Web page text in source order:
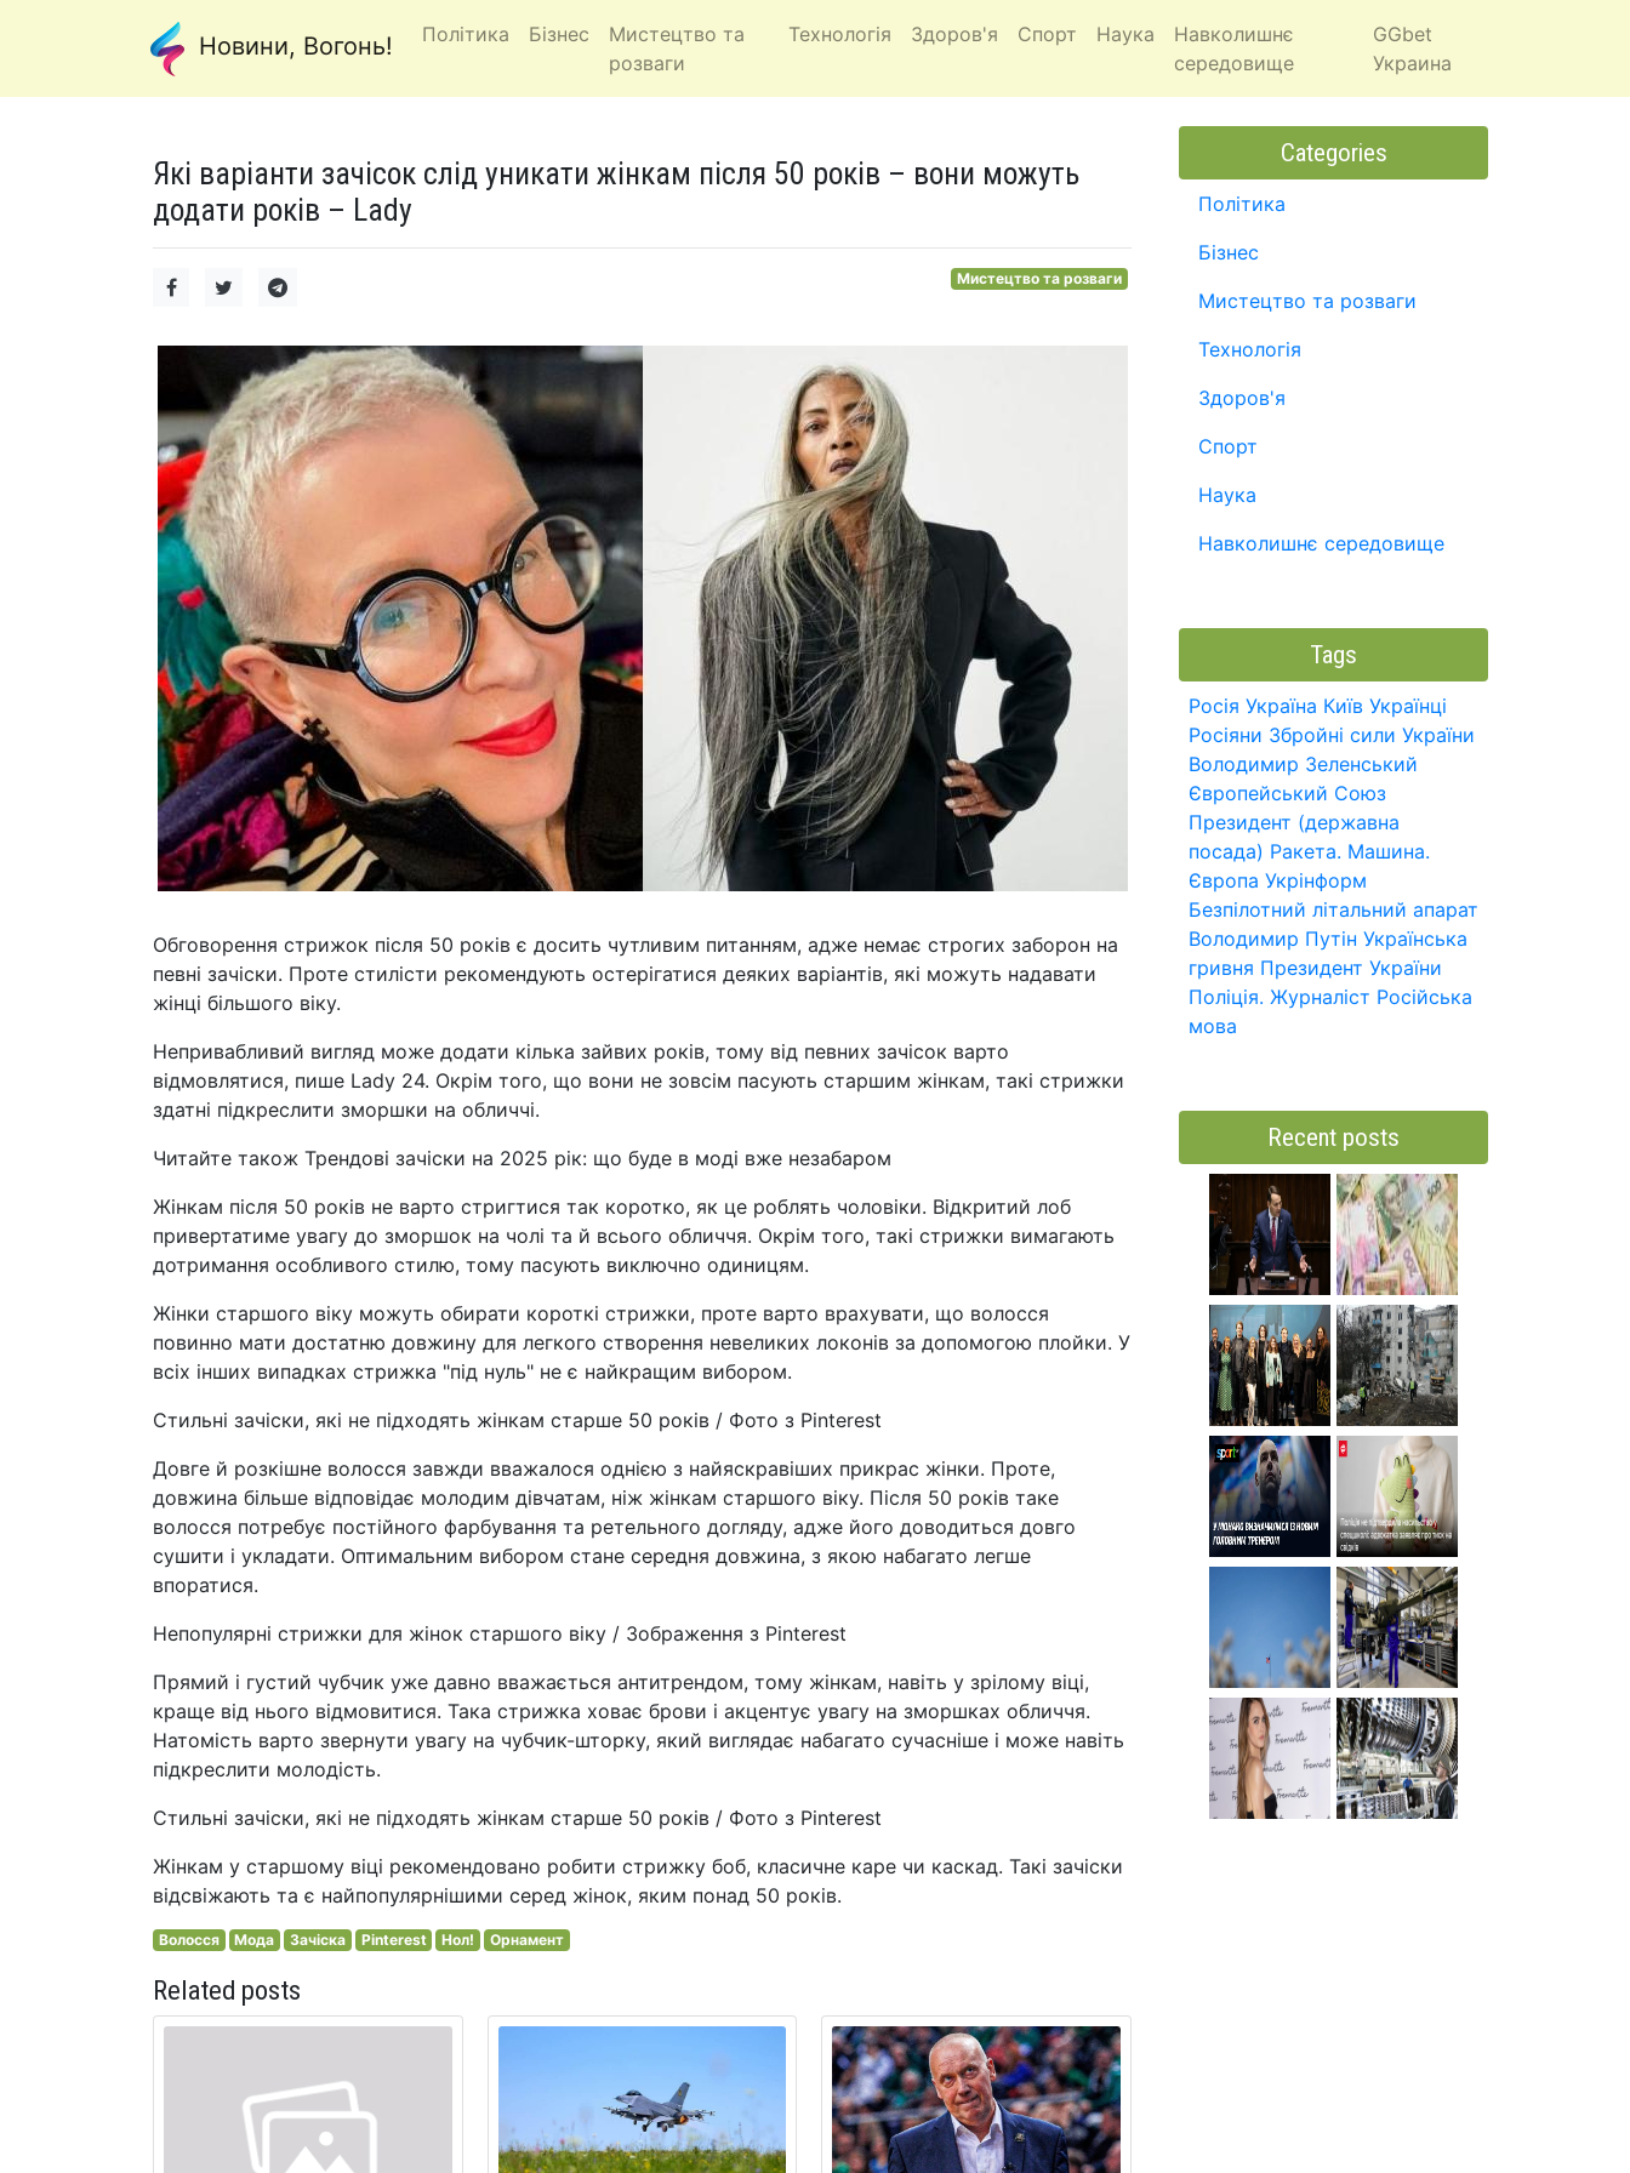
Новини, Вогонь! Політика Бізнес
Мистецтво та
розваги
Технологія Здоров'я Спорт Наука
Навколишнє
середовище
GGbet
Украина
Які варіанти зачісок слід уникати жінкам після 50 років – вони можуть
додати років – Lady
Мистецтво та розваги
Обговорення стрижок після 50 років є досить чутливим питанням, адже немає строгих заборон на
певні зачіски. Проте стилісти рекомендують остерігатися деяких варіантів, які можуть надавати
жінці більшого віку.
Непривабливий вигляд може додати кілька зайвих років, тому від певних зачісок варто
відмовлятися, пише Lady 24. Окрім того, що вони не зовсім пасують старшим жінкам, такі стрижки
здатні підкреслити зморшки на обличчі.
Читайте також Трендові зачіски на 2025 рік: що буде в моді вже незабаром
Жінкам після 50 років не варто стригтися так коротко, як це роблять чоловіки. Відкритий лоб
привертатиме увагу до зморшок на чолі та й всього обличчя. Окрім того, такі стрижки вимагають
дотримання особливого стилю, тому пасують виключно одиницям.
Жінки старшого віку можуть обирати короткі стрижки, проте варто врахувати, що волосся
повинно мати достатню довжину для легкого створення невеликих локонів за допомогою плойки. У
всіх інших випадках стрижка "під нуль" не є найкращим вибором.
Стильні зачіски, які не підходять жінкам старше 50 років / Фото з Pinterest
Довге й розкішне волосся завжди вважалося однією з найяскравіших прикрас жінки. Проте,
довжина більше відповідає молодим дівчатам, ніж жінкам старшого віку. Після 50 років таке
волосся потребує постійного фарбування та ретельного догляду, адже його доводиться довго
сушити і укладати. Оптимальним вибором стане середня довжина, з якою набагато легше
впоратися.
Непопулярні стрижки для жінок старшого віку / Зображення з Pinterest
Прямий і густий чубчик уже давно вважається антитрендом, тому жінкам, навіть у зрілому віці,
краще від нього відмовитися. Така стрижка ховає брови і акцентує увагу на зморшках обличчя.
Натомість варто звернути увагу на чубчик-шторку, який виглядає набагато сучасніше і може навіть
підкреслити молодість.
Стильні зачіски, які не підходять жінкам старше 50 років / Фото з Pinterest
Жінкам у старшому віці рекомендовано робити стрижку боб, класичне каре чи каскад. Такі зачіски
відсвіжають та є найпопулярнішими серед жінок, яким понад 50 років.
Волосся Мода Зачіска Pinterest Нол! Орнамент
Related posts
Categories
Політика
Бізнес
Мистецтво та розваги
Технологія
Здоров'я
Спорт
Наука
Навколишнє середовище
Tags
Росія Україна Київ Українці
Росіяни Збройні сили України
Володимир Зеленський
Європейський Союз
Президент (державна
посада) Ракета. Машина.
Європа Укрінформ
Безпілотний літальний апарат
Володимир Путін Українська
гривня Президент України
Поліція. Журналіст Російська
мова
Recent posts